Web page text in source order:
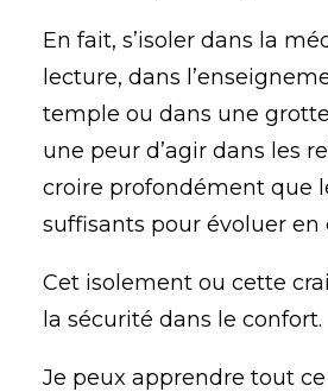
En fait, s’isoler dans la
lecture, dans
temple ou dans une
une peur d’agir dans les
croire profondément que
suffisants pour évoluer en
Cet isolement ou cette
la sécurité dans le confort.
Je peux apprendre tout ce